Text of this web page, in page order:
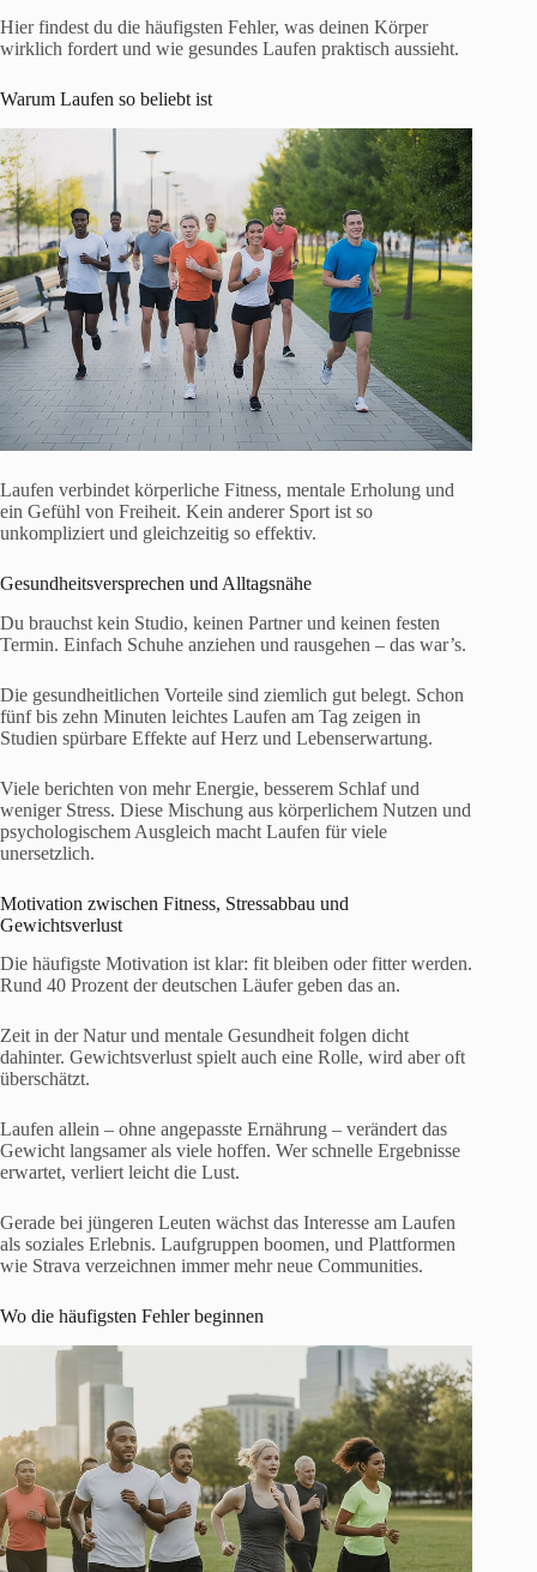
Hier findest du die häufigsten Fehler, was deinen Körper
wirklich fordert und wie gesundes Laufen praktisch aussieht.
Warum Laufen so beliebt ist
Laufen verbindet körperliche Fitness, mentale Erholung und
ein Gefühl von Freiheit. Kein anderer Sport ist so
unkompliziert und gleichzeitig so effektiv.
Gesundheitsversprechen und Alltagsnähe
Du brauchst kein Studio, keinen Partner und keinen festen
Termin. Einfach Schuhe anziehen und rausgehen – das war’s.
Die gesundheitlichen Vorteile sind ziemlich gut belegt. Schon
fünf bis zehn Minuten leichtes Laufen am Tag zeigen in
Studien spürbare Effekte auf Herz und Lebenserwartung.
Viele berichten von mehr Energie, besserem Schlaf und
weniger Stress. Diese Mischung aus körperlichem Nutzen und
psychologischem Ausgleich macht Laufen für viele
unersetzlich.
Motivation zwischen Fitness, Stressabbau und
Gewichtsverlust
Die häufigste Motivation ist klar: fit bleiben oder fitter werden.
Rund 40 Prozent der deutschen Läufer geben das an.
Zeit in der Natur und mentale Gesundheit folgen dicht
dahinter. Gewichtsverlust spielt auch eine Rolle, wird aber oft
überschätzt.
Laufen allein – ohne angepasste Ernährung – verändert das
Gewicht langsamer als viele hoffen. Wer schnelle Ergebnisse
erwartet, verliert leicht die Lust.
Gerade bei jüngeren Leuten wächst das Interesse am Laufen
als soziales Erlebnis. Laufgruppen boomen, und Plattformen
wie Strava verzeichnen immer mehr neue Communities.
Wo die häufigsten Fehler beginnen